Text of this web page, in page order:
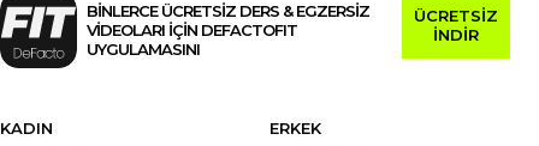
BİNLERCE ÜCRETSİZ DERS & EGZERSİZ
VİDEOLARI İÇİN DEFACTOFIT
UYGULAMASINI
ÜCRETSİZ
İNDİR
KADIN
ERKEK